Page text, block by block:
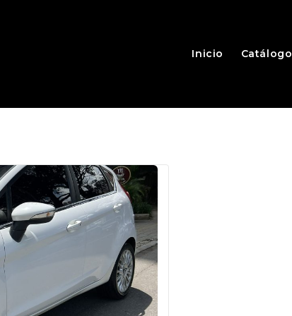
Inicio Catálogo